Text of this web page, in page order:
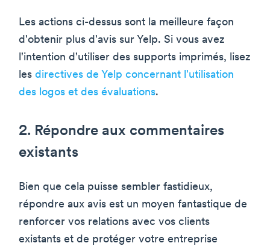
Les actions ci-dessus sont la meilleure façon
d'obtenir plus d'avis sur Yelp. Si vous avez
l'intention d'utiliser des supports imprimés, lisez
les directives de Yelp concernant l'utilisation
des logos et des évaluations.
2. Répondre aux commentaires
existants
Bien que cela puisse sembler fastidieux,
répondre aux avis est un moyen fantastique de
renforcer vos relations avec vos clients
existants et de protéger votre entreprise